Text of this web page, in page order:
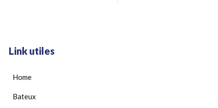
Link utiles
Home
Bateux